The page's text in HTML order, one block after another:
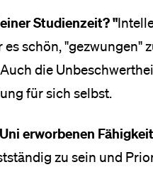
Studienzeit? "
schön, "gezwungen"
die
für sich selbst.
erworbenen
zu sein und